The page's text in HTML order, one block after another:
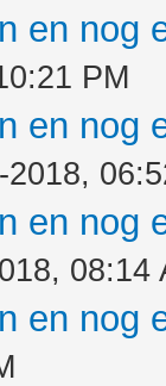
en nog
PM
en nog
2018,
en nog
08:14
en nog